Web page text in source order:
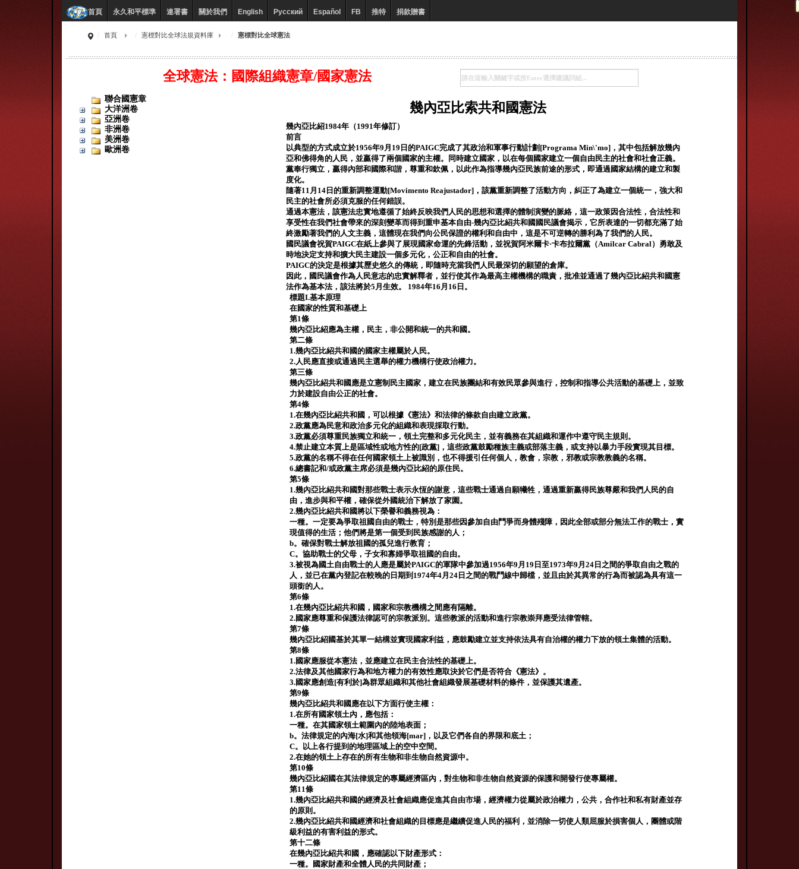
首頁 永久和平標準 連署書 關於我們 English Русский Español FB 推特 捐款贈書
首頁 憲標對比全球法規資料庫 憲標對比全球憲法
全球憲法：國際組織憲章/國家憲法
聯合國憲章
大洋洲卷
亞洲卷
非洲卷
美洲卷
歐洲卷
幾內亞比索共和國憲法
幾內亞比紹1984年（1991年修訂）
前言
以典型的方式成立於1956年9月19日的PAIGC完成了其政治和軍事行動計劃[Programa Min\'mo]，其中包括解放幾內
亞和佛得角的人民，並贏得了兩個國家的主權。同時建立國家，以在每個國家建立一個自由民主的社會和社會正義。
黨奉行獨立，贏得內部和國際和諧，尊重和欽佩，以此作為指導幾內亞民族前途的形式，即通過國家結構的建立和製
度化。
隨著11月14日的重新調整運動[Movimento Reajustador]，該黨重新調整了活動方向，糾正了為建立一個統一，強大和
民主的社會所必須克服的任何錯誤。
通過本憲法，該憲法忠實地遵循了始終反映我們人民的思想和選擇的體制演變的脈絡，這一政策因合法性，合法性和
享受性在我們社會帶來的深刻變革而得到重申基本自由-幾內亞比紹共和國國民議會揭示，它所表達的一切都充滿了始
終激勵著我們的人文主義，這體現在我們向公民保證的權利和自由中，這是不可逆轉的勝利為了我們的人民。
國民議會祝賀PAIGC在紙上參與了展現國家命運的先鋒活動，並祝賀阿米爾卡·卡布拉爾黨（Amilcar Cabral）勇敢及
時地決定支持和擴大民主建設一個多元化，公正和自由的社會。
PAIGC的決定是根據其歷史悠久的傳統，即隨時充當我們人民最深切的願望的倉庫。
因此，國民議會作為人民意志的忠實解釋者，並行使其作為最高主權機構的職責，批准並通過了幾內亞比紹共和國憲
法作為基本法，該法將於5月生效。 1984年16月16日。
標題I.基本原理
在國家的性質和基礎上
第1條
幾內亞比紹應為主權，民主，非公開和統一的共和國。
第二條
1.幾內亞比紹共和國的國家主權屬於人民。
2.人民應直接或通過民主選舉的權力機構行使政治權力。
第三條
幾內亞比紹共和國應是立憲制民主國家，建立在民族團結和有效民眾參與進行，控制和指導公共活動的基礎上，並致
力於建設自由公正的社會。
第4條
1.在幾內亞比紹共和國，可以根據《憲法》和法律的條款自由建立政黨。
2.政黨應為民意和政治多元化的組織和表現採取行動。
3.政黨必須尊重民族獨立和統一，領土完整和多元化民主，並有義務在其組織和運作中遵守民主規則。
4.禁止建立本質上是區域性或地方性的[政黨]，這些政黨鼓勵種族主義或部落主義，或支持以暴力手段實現其目標。
5.政黨的名稱不得在任何國家領土上被識別，也不得援引任何個人，教會，宗教，邪教或宗教教義的名稱。
6.總書記和/或政黨主席必須是幾內亞比紹的原住民。
第5條
1.幾內亞比紹共和國對那些戰士表示永恆的謝意，這些戰士通過自願犧牲，通過重新贏得民族尊嚴和我們人民的自
由，進步與和平權，確保從外國統治下解放了家園。
2.幾內亞比紹共和國將以下榮譽和義務視為：
一種。一定要為爭取祖國自由的戰士，特別是那些因參加自由鬥爭而身體殘障，因此全部或部分無法工作的戰士，實
現值得的生活；他們將是第一個受到民族感謝的人；
b。確保對戰士解放祖國的孤兒進行教育；
C。協助戰士的父母，子女和寡婦爭取祖國的自由。
3.被視為國土自由戰士的人應是屬於PAIGC的軍隊中參加過1956年9月19日至1973年9月24日之間的爭取自由之戰的
人，並已在黨內登記在較晚的日期到1974年4月24日之間的戰鬥線中歸檔，並且由於其異常的行為而被認為具有這一
頭銜的人。
第6條
1.在幾內亞比紹共和國，國家和宗教機構之間應有隔離。
2.國家應尊重和保護法律認可的宗教派別。這些教派的活動和進行宗教崇拜應受法律管轄。
第7條
幾內亞比紹國基於其單一結構並實現國家利益，應鼓勵建立並支持依法具有自治權的權力下放的領土集體的活動。
第8條
1.國家應服從本憲法，並應建立在民主合法性的基礎上。
2.法律及其他國家行為和地方權力的有效性應取決於它們是否符合《憲法》。
3.國家應創造[有利於]為群眾組織和其他社會組織發展基礎材料的條件，並保護其遺產。
第9條
幾內亞比紹共和國應在以下方面行使主權：
1.在所有國家領土內，應包括：
一種。在其國家領土範圍內的陸地表面；
b。法律規定的內海[水]和其他領海[mar]，以及它們各自的界限和底土；
C。以上各行提到的地理區域上的空中空間。
2.在她的領土上存在的所有生物和非生物自然資源中。
第10條
幾內亞比紹國在其法律規定的專屬經濟區內，對生物和非生物自然資源的保護和開發行使專屬權。
第11條
1.幾內亞比紹共和國的經濟及社會組織應促進其自由市場，經濟權力從屬於政治權力，公共，合作社和私有財產並存
的原則。
2.幾內亞比紹共和國經濟和社會組織的目標應是繼續促進人民的福利，並消除一切使人類屈服於損害個人，團體或階
級利益的有害利益的形式。
第十二條
在幾內亞比紹共和國，應確認以下財產形式：
一種。國家財產和全體人民的共同財產；